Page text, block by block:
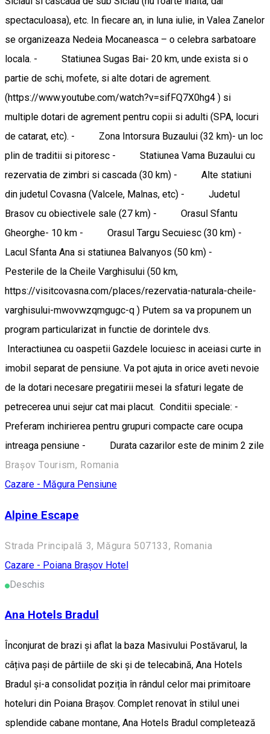
spectaculoasa), etc. In fiecare an, in luna iulie, in Valea Zanelor
se organizeaza Nedeia Mocaneasca – o celebra sarbatoare
locala. - Statiunea Sugas Bai- 20 km, unde exista si o
partie de schi, mofete, si alte dotari de agrement.
(https://www.youtube.com/watch?v=sifFQ7X0hg4 ) si
multiple dotari de agrement pentru copii si adulti (SPA, locuri
de catarat, etc). - Zona Intorsura Buzaului (32 km)- un loc
plin de traditii si pitoresc - Statiunea Vama Buzaului cu
rezervatia de zimbri si cascada (30 km) - Alte statiuni
din judetul Covasna (Valcele, Malnas, etc) - Judetul
Brasov cu obiectivele sale (27 km) - Orasul Sfantu
Gheorghe- 10 km - Orasul Targu Secuiesc (30 km) -
Lacul Sfanta Ana si statiunea Balvanyos (50 km) -
Pesterile de la Cheile Varghisului (50 km,
https://visitcovasna.com/places/rezervatia-naturala-cheile-
varghisului-mwovwzqmgugc-q ) Putem sa va propunem un
program particularizat in functie de dorintele dvs.
Interactiunea cu oaspetii Gazdele locuiesc in aceiasi curte in
imobil separat de pensiune. Va pot ajuta in orice aveti nevoie
de la dotari necesare pregatirii mesei la sfaturi legate de
petrecerea unui sejur cat mai placut. Conditii speciale: -
Preferam inchirierea pentru grupuri compacte care ocupa
intreaga pensiune - Durata cazarilor este de minim 2 zile
Brașov Tourism, Romania
Cazare - Măgura Pensiune
Alpine Escape
Strada Principală 3, Măgura 507133, Romania
Cazare - Poiana Brașov Hotel
Deschis
Ana Hotels Bradul
Înconjurat de brazi și aflat la baza Masivului Postăvarul, la
câțiva pași de pârtiile de ski și de telecabină, Ana Hotels
Bradul și-a consolidat poziția în rândul celor mai primitoare
hoteluri din Poiana Brașov. Complet renovat în stilul unei
splendide cabane montane, Ana Hotels Bradul completează